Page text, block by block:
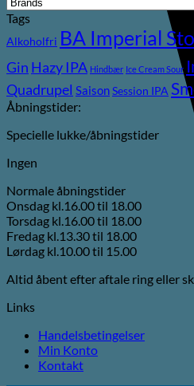
Tags
Alkoholfri BA Imperial
Gin Hazy IPA Hindbær Ice Cream Sour
Quadrupel SaisonSession IPA
Åbningstider:
Specielle lukke/åbningstider
Ingen
Normale åbningstider
Onsdag kl.16.00 til 18.00
Torsdag kl.16.00 til 18.00
Fredag kl.13.30 til 18.00
Lørdag kl.10.00 til 15.00
Altid åbent efter aftale ring eller
Links
Handelsbetingelser
Min Konto
Kontakt